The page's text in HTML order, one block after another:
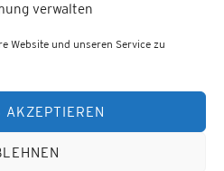
verwalten
Website und unseren Service zu
AKZEPTIEREN
Haushaltsmanagement
Ybbs